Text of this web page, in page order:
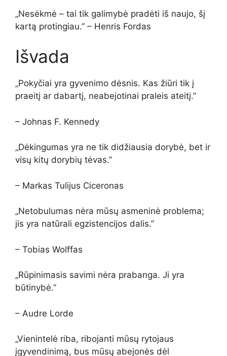
„Nesėkmė – tai tik galimybė pradėti iš naujo, šį
kartą protingiau.” – Henris Fordas
Išvada
„Pokyčiai yra gyvenimo dėsnis. Kas žiūri tik į
praeitį ar dabartį, neabejotinai praleis ateitį.”
– Johnas F. Kennedy
„Dėkingumas yra ne tik didžiausia dorybė, bet ir
visų kitų dorybių tėvas.”
– Markas Tulijus Ciceronas
„Netobulumas nėra mūsų asmeninė problema;
jis yra natūrali egzistencijos dalis.”
– Tobias Wolffas
„Rūpinimasis savimi nėra prabanga. Ji yra
būtinybė.”
– Audre Lorde
„Vienintelė riba, ribojanti mūsų rytojaus
įgyvendinimą, bus mūsų abejonės dėl